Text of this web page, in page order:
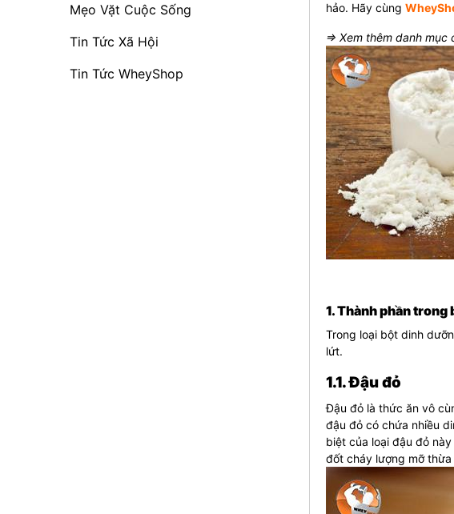
hảo. Hãy cùng
⇒ Xem thêm danh mục
1. Thành phần
Trong loại bột dinh
lứt.
1.1. Đậu đỏ
Đậu đỏ là thức ăn vô
đậu đỏ có chứa nhiều
biệt của loại đậu đỏ
đốt cháy lượng mỡ
Mẹo Vặt Cuộc Sống
Tin Tức Xã Hội
Tin Tức WheyShop